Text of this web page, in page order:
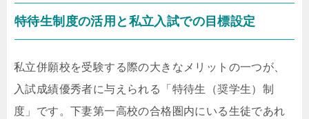
特待生制度の活用と私立入試での目標設定
私立併願校を受験する際の大きなメリットの一つが、
入試成績優秀者に与えられる「特待生（奨学生）制
度」です。下妻第一高校の合格圏内にいる生徒であれ